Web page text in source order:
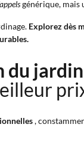
générique, mais
Explorez dès
du jardin
,